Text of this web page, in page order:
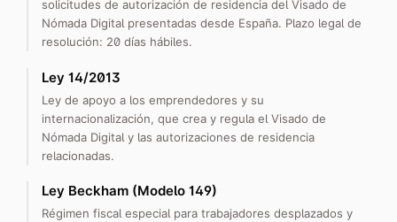
solicitudes de autorización de residencia del Visado de
Nómada Digital presentadas desde España. Plazo legal de
resolución: 20 días hábiles.
Ley 14/2013
Ley de apoyo a los emprendedores y su
internacionalización, que crea y regula el Visado de
Nómada Digital y las autorizaciones de residencia
relacionadas.
Ley Beckham (Modelo 149)
Régimen fiscal especial para trabajadores desplazados y